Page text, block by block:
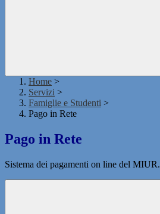
Home >
Servizi >
Famiglie e Studenti >
Pago in Rete
Pago in Rete
Sistema dei pagamenti on line del MIUR.